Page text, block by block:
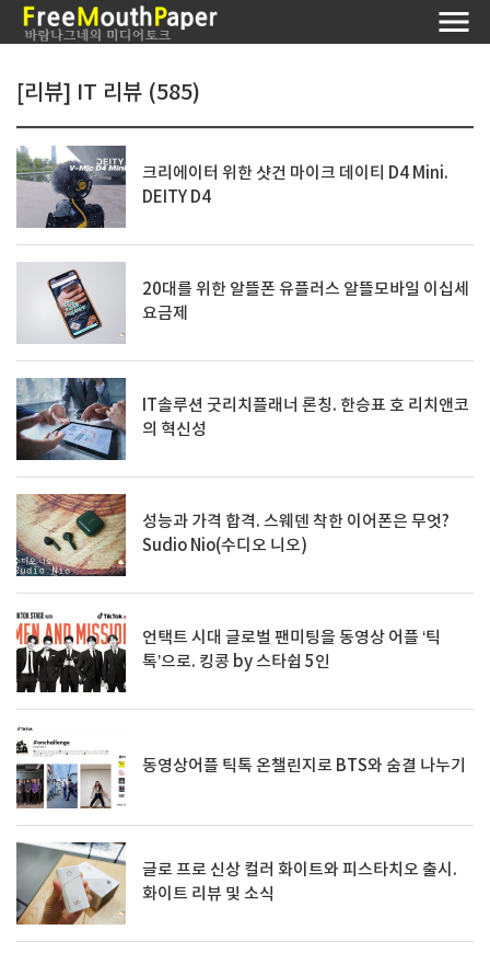
[리뷰] IT 리뷰 (585)
크리에이터 위한 샷건 마이크 데이티 D4 Mini.
DEITY D4
20대를 위한 알뜰폰 유플러스 알뜰모바일 이십세
요금제
IT솔루션 굿리치플래너 론칭. 한승표 호 리치앤코
의 혁신성
성능과 가격 합격. 스웨덴 착한 이어폰은 무엇?
Sudio Nio(수디오 니오)
언택트 시대 글로벌 팬미팅을 동영상 어플 ‘틱
톡’으로. 킹콩 by 스타쉽 5인
동영상어플 틱톡 온챌린지로 BTS와 숨결 나누기
글로 프로 신상 컬러 화이트와 피스타치오 출시.
화이트 리뷰 및 소식